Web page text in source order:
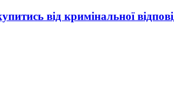
від кримінальної